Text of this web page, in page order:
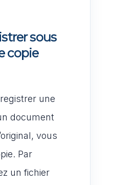
sous
copie
une
document
vous
Par
un fichier